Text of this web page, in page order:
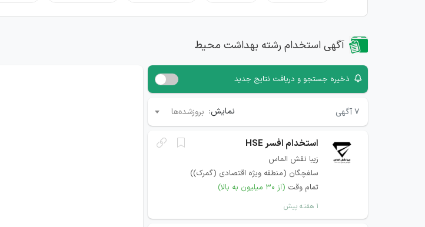
آگهی استخدام رشته بهداشت محیط
ذخیره جستجو و دریافت نتایج جدید
۷آگهی نمایش: بروزشده‌ها
استخدام افسر HSE
زیبا نقش الماس
سلفچگان (منطقه ویژه اقتصادی (گمرک))
تمام وقت (از ۳۰ میلیون به بالا)
۱ هفته پیش